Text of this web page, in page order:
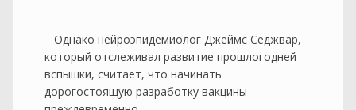
Однако нейроэпидемиолог Джеймс Седжвар,
который отслеживал развитие прошлогодней
вспышки, считает, что начинать
дорогостоящую разработку вакцины